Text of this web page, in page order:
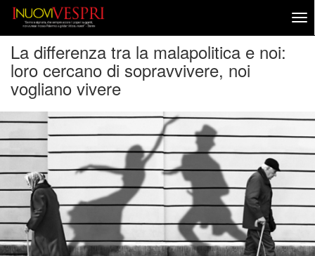
La differenza tra la malapolitica e noi:
loro cercano di sopravvivere, noi
vogliano vivere